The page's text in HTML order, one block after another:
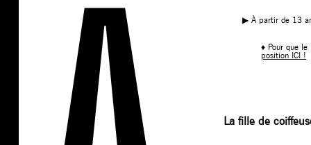
▶︎ À partir de 13
♦ Pour que le
position ICI !
La fille de